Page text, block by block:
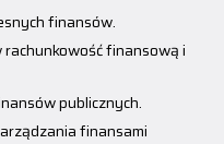
finansów.
finansową i
publicznych.
finansami